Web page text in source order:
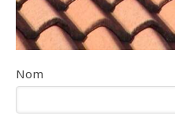
Nom